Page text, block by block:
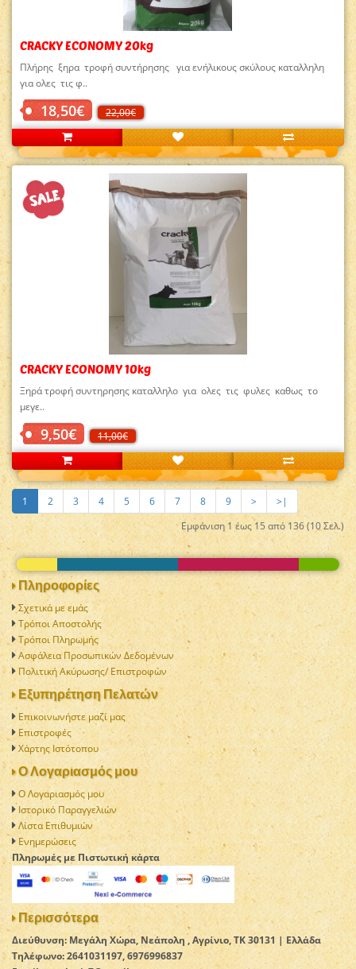
CRACKY ECONOMY 20kg
Πλήρης ξηρα τροφή συντήρησης για ενήλικους σκύλους καταλληλη
για ολες τις φ..
18,50€ 22,00€
CRACKY ECONOMY 10kg
Ξηρά τροφή συντηρησης καταλληλο για ολες τις φυλες καθως το
μεγε..
9,50€ 11,00€
1 2 3 4 5 6 7 8 9 >
>|
Εμφάνιση 1 έως 15 από 136 (10 Σελ.)
Πληροφορίες
Σχετικά με εμάς
Τρόποι Αποστολής
Τρόποι Πληρωμής
Ασφάλεια Προσωπικών Δεδομένων
Πολιτική Aκύρωσης/ Επιστροφών
Εξυπηρέτηση Πελατών
Επικοινωνήστε μαζί μας
Επιστροφές
Χάρτης Ιστότοπου
Ο Λογαριασμός μου
Ο Λογαριασμός μου
Ιστορικό Παραγγελιών
Λίστα Επιθυμιών
Ενημερώσεις
Πληρωμές με Πιστωτική κάρτα
Περισσότερα
Διεύθυνση: Μεγάλη Χώρα, Νεάπολη , Αγρίνιο, TK 30131 | Ελλάδα
Τηλέφωνο: 2641031197, 6976996837